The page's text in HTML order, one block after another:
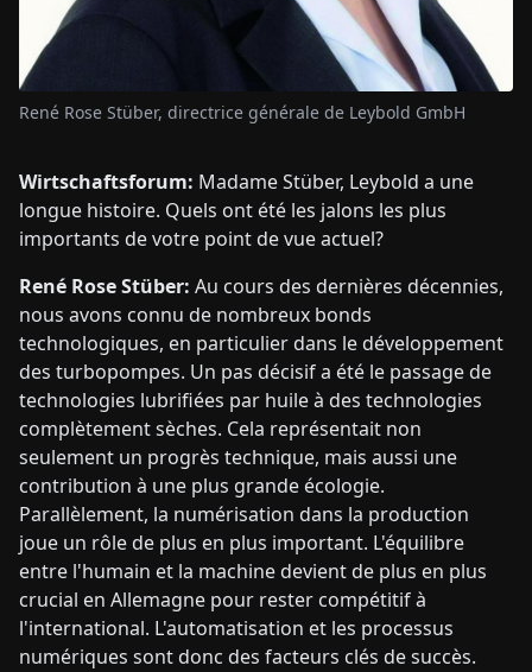
Wirtschaftsforum: Madame Stüber, Leybold a une
longue histoire. Quels ont été les jalons les plus
importants de votre point de vue actuel?
René Rose Stüber: Au cours des dernières décennies,
nous avons connu de nombreux bonds
technologiques, en particulier dans le développement
des turbopompes. Un pas décisif a été le passage de
technologies lubrifiées par huile à des technologies
complètement sèches. Cela représentait non
seulement un progrès technique, mais aussi une
contribution à une plus grande écologie.
Parallèlement, la numérisation dans la production
joue un rôle de plus en plus important. L'équilibre
entre l'humain et la machine devient de plus en plus
crucial en Allemagne pour rester compétitif à
l'international. L'automatisation et les processus
numériques sont donc des facteurs clés de succès.
René Rose Stüber, directrice générale de Leybold GmbH